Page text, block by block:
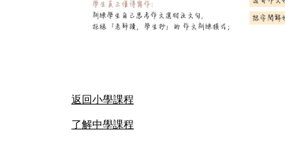
返回小學課程
了解中學課程